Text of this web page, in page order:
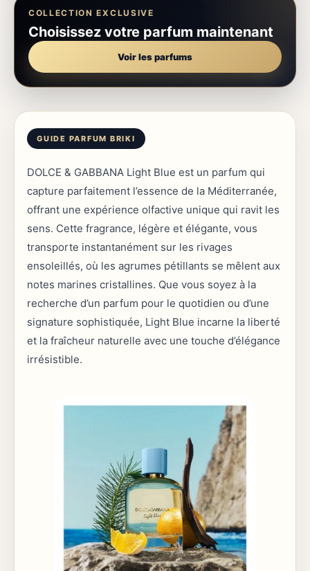
COLLECTION EXCLUSIVE
Choisissez votre parfum maintenant
Voir les parfums
DOLCE & GABBANA Light Blue est un parfum qui
capture parfaitement l’essence de la Méditerranée,
offrant une expérience olfactive unique qui ravit les
sens. Cette fragrance, légère et élégante, vous
transporte instantanément sur les rivages
ensoleillés, où les agrumes pétillants se mêlent aux
notes marines cristallines. Que vous soyez à la
recherche d’un parfum pour le quotidien ou d’une
signature sophistiquée, Light Blue incarne la liberté
et la fraîcheur naturelle avec une touche d’élégance
irrésistible.